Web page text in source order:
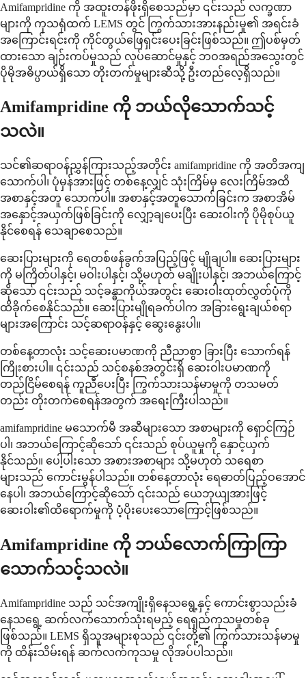
Amifampridine ကို အထူးတန်ဖိုးရှိစေသည်မှာ ၎င်းသည် လက္ခဏာ
များကို ကုသရုံထက် LEMS တွင် ကြွက်သားအားနည်းမှု၏ အရင်းခံ
အကြောင်းရင်းကို ကိုင်တွယ်ဖြေရှင်းပေးခြင်းဖြစ်သည်။ ဤပစ်မှတ်
ထားသော ချဉ်းကပ်မှုသည် လုပ်ဆောင်မှုနှင့် ဘဝအရည်အသွေးတွင်
ပိုမိုအဓိပ္ပာယ်ရှိသော တိုးတက်မှုများဆီသို့ ဦးတည်လေ့ရှိသည်။
Amifampridine ကို ဘယ်လိုသောက်သင့်
သလဲ။
သင်၏ဆရာဝန်ညွှန်ကြားသည့်အတိုင်း amifampridine ကို အတိအကျ
သောက်ပါ၊ ပုံမှန်အားဖြင့် တစ်နေ့လျှင် သုံးကြိမ်မှ လေးကြိမ်အထိ
အစာနှင့်အတူ သောက်ပါ။ အစာနှင့်အတူသောက်ခြင်းက အစာအိမ်
အနှောင့်အယှက်ဖြစ်ခြင်းကို လျှော့ချပေးပြီး ဆေးဝါးကို ပိုမိုစုပ်ယူ
နိုင်စေရန် သေချာစေသည်။
ဆေးပြားများကို ရေတစ်ဖန်ခွက်အပြည့်ဖြင့် မျိုချပါ။ ဆေးပြားများ
ကို မကြိတ်ပါနှင့်၊ မဝါးပါနှင့်၊ သို့မဟုတ် မချိုးပါနှင့်၊ အဘယ်ကြောင့်
ဆိုသော် ၎င်းသည် သင့်ခန္ဓာကိုယ်အတွင်း ဆေးဝါးထုတ်လွှတ်ပုံကို
ထိခိုက်စေနိုင်သည်။ ဆေးပြားမျိုရခက်ပါက အခြားရွေးချယ်စရာ
များအကြောင်း သင့်ဆရာဝန်နှင့် ဆွေးနွေးပါ။
တစ်နေ့တာလုံး သင့်ဆေးပမာဏကို ညီညာစွာ ခြားပြီး သောက်ရန်
ကြိုးစားပါ။ ၎င်းသည် သင့်စနစ်အတွင်းရှိ ဆေးဝါးပမာဏကို
တည်ငြိမ်စေရန် ကူညီပေးပြီး ကြွက်သားသန်မာမှုကို တသမတ်
တည်း တိုးတက်စေရန်အတွက် အရေးကြီးပါသည်။
amifampridine မသောက်မီ အဆီများသော အစာများကို ရှောင်ကြဉ်
ပါ၊ အဘယ်ကြောင့်ဆိုသော် ၎င်းသည် စုပ်ယူမှုကို နှောင့်ယှက်
နိုင်သည်။ ပေါ့ပါးသော အစားအစာများ သို့မဟုတ် သရေစာ
များသည် ကောင်းမွန်ပါသည်။ တစ်နေ့တာလုံး ရေဓာတ်ပြည့်ဝအောင်
နေပါ၊ အဘယ်ကြောင့်ဆိုသော် ၎င်းသည် ယေဘုယျအားဖြင့်
ဆေးဝါး၏ထိရောက်မှုကို ပံ့ပိုးပေးသောကြောင့်ဖြစ်သည်။
Amifampridine ကို ဘယ်လောက်ကြာကြာ
သောက်သင့်သလဲ။
Amifampridine သည် သင်အကျိုးရှိနေသရွေ့နှင့် ကောင်းစွာသည်းခံ
နေသရွေ့ ဆက်လက်သောက်သုံးရမည့် ရေရှည်ကုသမှုတစ်ခု
ဖြစ်သည်။ LEMS ရှိသူအများစုသည် ၎င်းတို့၏ ကြွက်သားသန်မာမှု
ကို ထိန်းသိမ်းရန် ဆက်လက်ကုသမှု လိုအပ်ပါသည်။